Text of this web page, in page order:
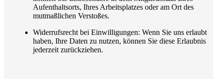
Aufenthaltsorts, Ihres Arbeitsplatzes oder am Ort des
mutmaßlichen Verstoßes.
Widerrufsrecht bei Einwilligungen: Wenn Sie uns erlaubt
haben, Ihre Daten zu nutzen, können Sie diese Erlaubnis
jederzeit zurückziehen.